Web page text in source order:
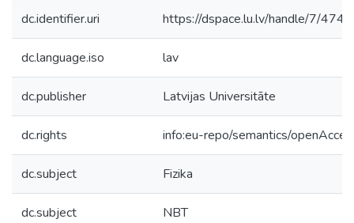
dc.identifier.uri https://dspace.lu.lv/handle/7/
dc.language.iso lav
dc.publisher Latvijas Universitāte
dc.rights info:eu-repo/semantics/
dc.subject Fizika
dc.subject NBT